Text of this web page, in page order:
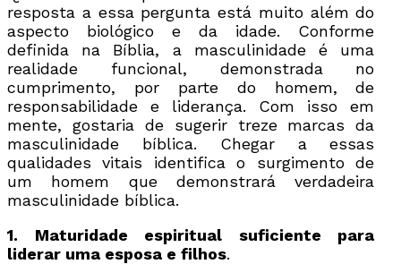
resposta a essa pergunta está muito além do
aspecto biológico e da idade. Conforme
definida na Bíblia, a masculinidade é uma
realidade funcional, demonstrada no
cumprimento, por parte do homem, de
responsabilidade e liderança. Com isso em
mente, gostaria de sugerir treze marcas da
masculinidade bíblica. Chegar a essas
qualidades vitais identifica o surgimento de
um homem que demonstrará verdadeira
masculinidade bíblica.
1. Maturidade espiritual suficiente para
liderar uma esposa e filhos.